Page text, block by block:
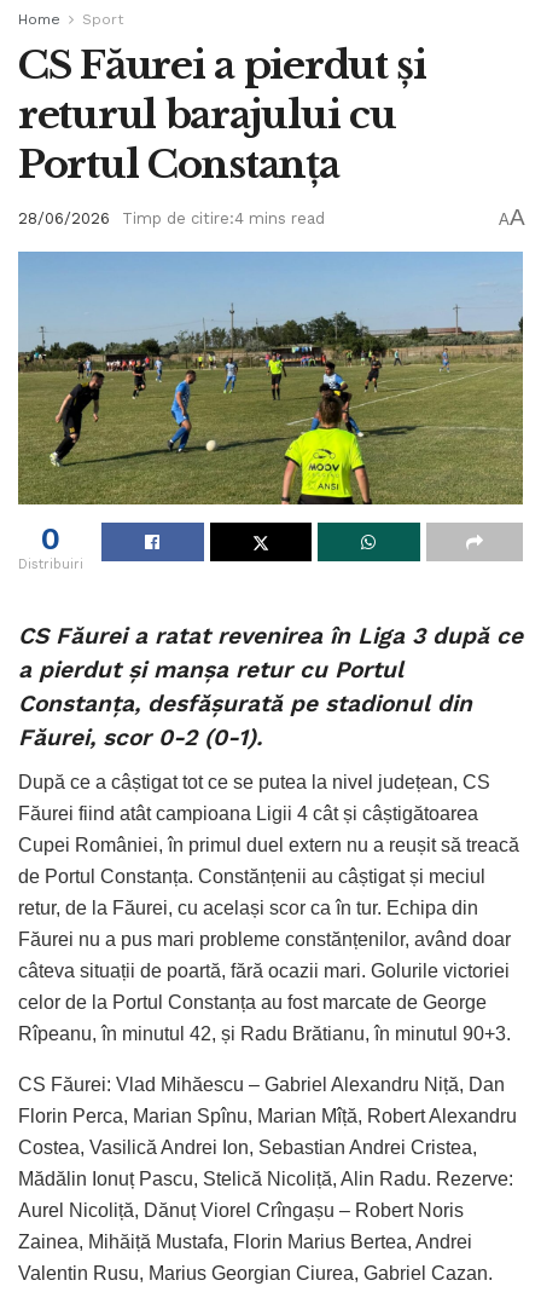
Home Sport
CS Făurei a pierdut și
returul barajului cu
Portul Constanța
28/06/2026 Timp de citire:4 mins read AA
0
Distribuiri
CS Făurei a ratat revenirea în Liga 3 după ce
a pierdut și manșa retur cu Portul
Constanța, desfășurată pe stadionul din
Făurei, scor 0-2 (0-1).
După ce a câștigat tot ce se putea la nivel județean, CS
Făurei fiind atât campioana Ligii 4 cât și câștigătoarea
Cupei României, în primul duel extern nu a reușit să treacă
de Portul Constanța. Constănțenii au câștigat și meciul
retur, de la Făurei, cu același scor ca în tur. Echipa din
Făurei nu a pus mari probleme constănțenilor, având doar
câteva situații de poartă, fără ocazii mari. Golurile victoriei
celor de la Portul Constanța au fost marcate de George
Rîpeanu, în minutul 42, și Radu Brătianu, în minutul 90+3.
CS Făurei: Vlad Mihăescu – Gabriel Alexandru Niță, Dan
Florin Perca, Marian Spînu, Marian Mîță, Robert Alexandru
Costea, Vasilică Andrei Ion, Sebastian Andrei Cristea,
Mădălin Ionuț Pascu, Stelică Nicoliță, Alin Radu. Rezerve:
Aurel Nicoliță, Dănuț Viorel Crîngașu – Robert Noris
Zainea, Mihăiță Mustafa, Florin Marius Bertea, Andrei
Valentin Rusu, Marius Georgian Ciurea, Gabriel Cazan.